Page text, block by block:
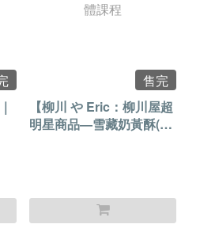
售完
【柳川 や Eric：柳川屋超
明星商品—雪藏奶黃酥(第